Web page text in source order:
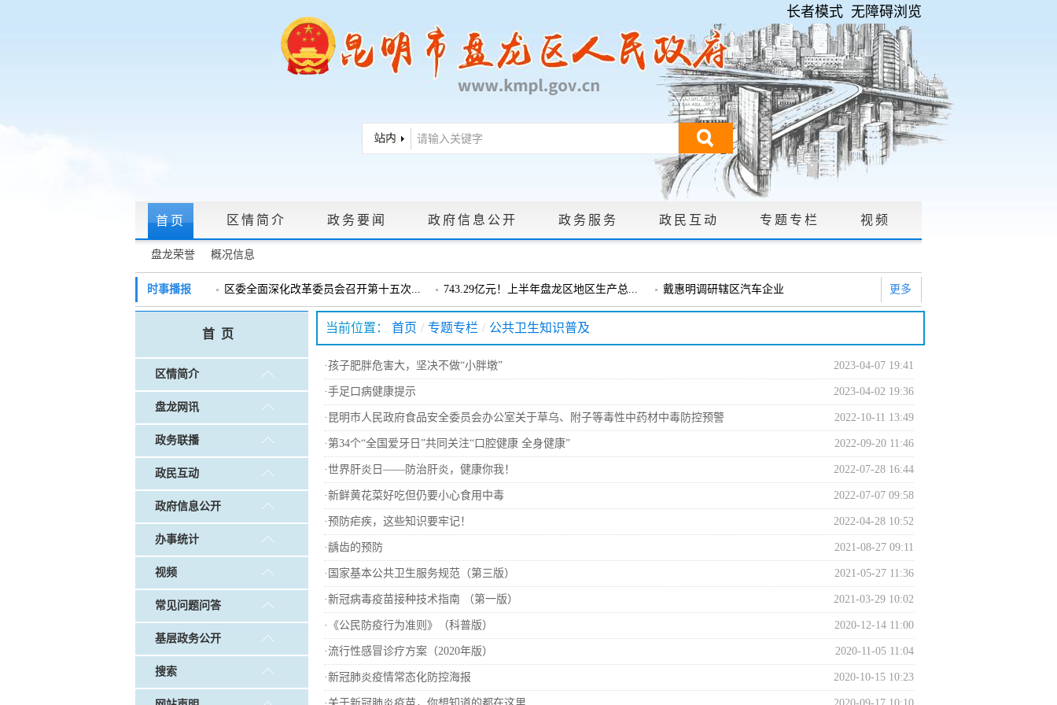
无障碍浏览
长者模式
首页 区情简介 政务要闻 政府信息公开 政务服务 政民互动 专题专栏 视频
盘龙荣誉 概况信息
政府信息公开指南 | 政府信息公开制度 | 政策文件 法定主动公开内容 | 政府信息公开年报 政府信息依申请公开 |
常见问题问答
调查征集 做好“六稳”工作 落实“六保”任务 | 公共卫生知识普及
时事播报 区委全面深化改革委员会召开第十五次... 743.29亿元！上半年盘龙区地区生产总... 戴惠明调研辖区汽车企业
戴惠明调研辖区汽车企业 戴惠明调研龙泉街道 盘龙区委2026年度巡察工作会暨十三届...
盘龙区委2026年度巡察工作会暨十三届...
戴惠明调研白沙河社区治理和东白沙河... 戴惠明与成都广安商会一行座谈 区广电局组织开展全区应急广播管理使...
更多
首 页
区情简介
盘龙网讯
政务联播
政民互动
政府信息公开
办事统计
视频
常见问题问答
基层政务公开
搜索
当前位置： 首页 / 专题专栏 / 公共卫生知识普及
2023-04-07 19:41
·孩子肥胖危害大，坚决不做“小胖墩”
2023-04-02 19:36
·手足口病健康提示
2022-10-11 13:49
· 昆明市人民政府食品安全委员会办公室关于草乌、附子等毒性中药材中毒防控预警
2022-09-20 11:46
· 第34个“全国爱牙日”共同关注“口腔健康 全身健康”
2022-07-28 16:44
·世界肝炎日——防治肝炎，健康你我！
2022-07-07 09:58
·新鲜黄花菜好吃但仍要小心食用中毒
2022-04-28 10:52
·预防疟疾，这些知识要牢记！
2021-08-27 09:11
·龋齿的预防
2021-05-27 11:36
· 国家基本公共卫生服务规范（第三版）
2021-03-29 10:02
·新冠病毒疫苗接种技术指南 （第一版）
2020-12-14 11:00
· 《公民防疫行为准则》（科普版）
2020-11-05 11:04
· 流行性感冒诊疗方案（2020年版）
2020-10-15 10:23
·新冠肺炎疫情常态化防控海报